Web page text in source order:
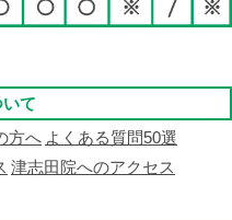
て
方へ よくある質問50選
津志田院へのアクセス